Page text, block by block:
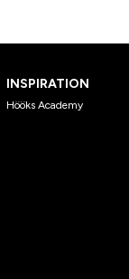
INSPIRATION
Hööks Academy